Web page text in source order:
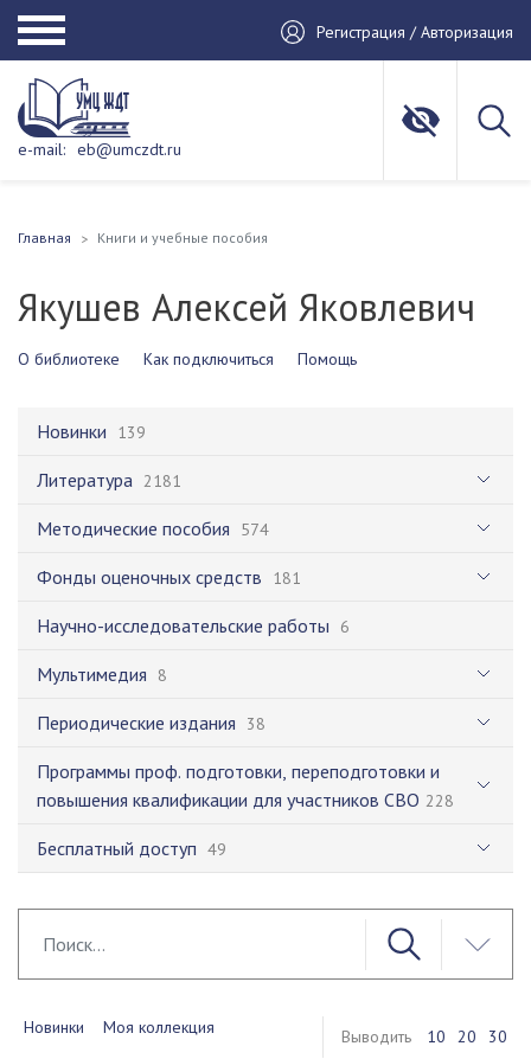
Регистрация / Авторизация
e-mail: eb@umczdt.ru
Главная Книги и учебные пособия
Якушев Алексей Яковлевич
О библиотеке Как подключиться Помощь
Новинки 139
Литература 2181
Методические пособия 574
Фонды оценочных средств 181
Научно-исследовательские работы 6
Мультимедия 8
Периодические издания 38
Программы проф. подготовки, переподготовки и
повышения квалификации для участников СВО 228
Бесплатный доступ 49
Новинки Моя коллекция Выводить 10 20 30